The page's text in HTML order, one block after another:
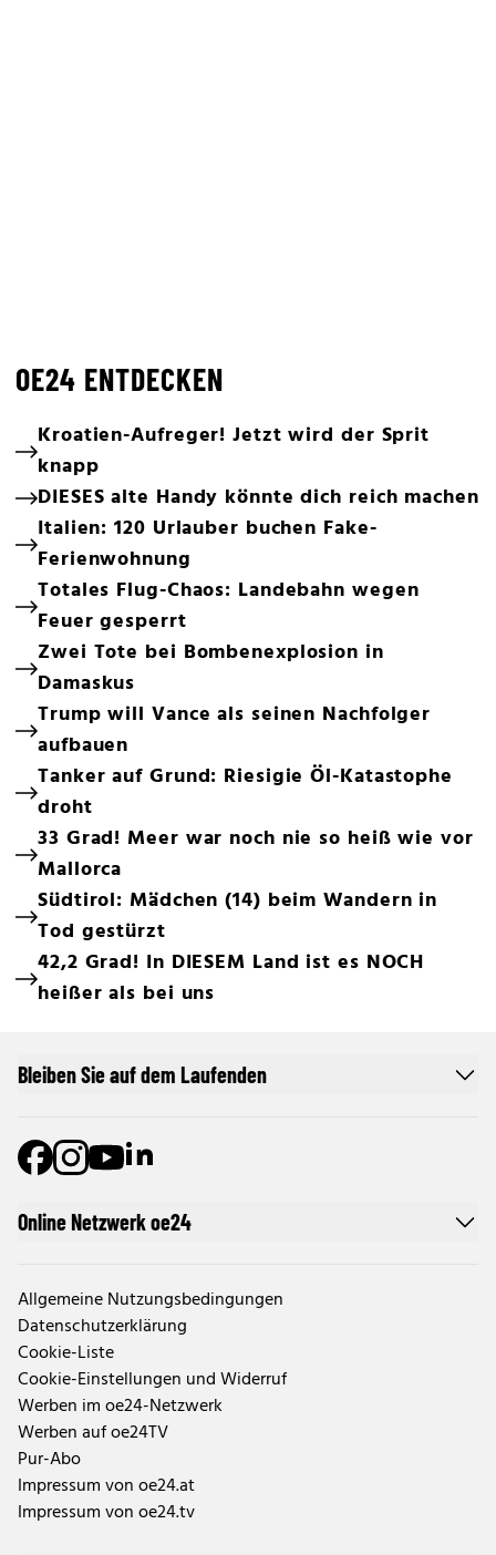
OE24 ENTDECKEN
Kroatien-Aufreger! Jetzt wird der Sprit
knapp
DIESES alte Handy könnte dich reich machen
Italien: 120 Urlauber buchen Fake-
Ferienwohnung
Totales Flug-Chaos: Landebahn wegen
Feuer gesperrt
Zwei Tote bei Bombenexplosion in
Damaskus
Trump will Vance als seinen Nachfolger
aufbauen
Tanker auf Grund: Riesigie Öl-Katastophe
droht
33 Grad! Meer war noch nie so heiß wie vor
Mallorca
Südtirol: Mädchen (14) beim Wandern in
Tod gestürzt
42,2 Grad! In DIESEM Land ist es NOCH
heißer als bei uns
Online Netzwerk oe24
Allgemeine Nutzungsbedingungen
Datenschutzerklärung
Cookie-Liste
Cookie-Einstellungen und Widerruf
Werben im oe24-Netzwerk
Werben auf oe24TV
Pur-Abo
Impressum von oe24.at
Impressum von oe24.tv
Bleiben Sie auf dem Laufenden